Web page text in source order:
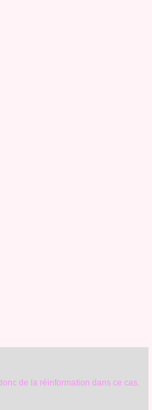
de la réinformation dans ce cas.